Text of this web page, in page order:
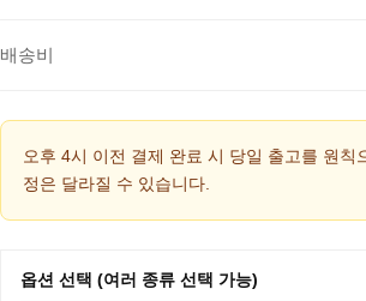
배송비
오후 4시 이전 결제 완료 시 당일 출고를 원
정은 달라질 수 있습니다.
옵션 선택 (여러 종류 선택 가능)